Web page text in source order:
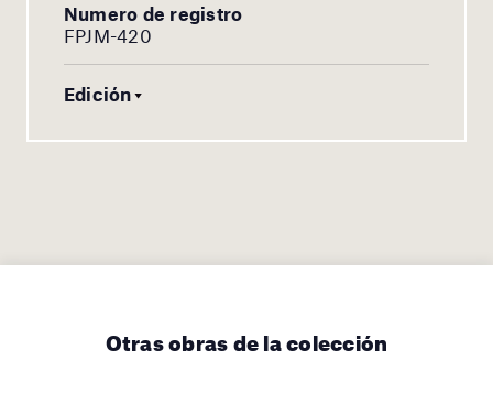
Numero de registro
FPJM-420
Edición
Otras obras de la colección